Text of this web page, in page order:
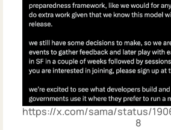
https://x.com/sama/status/
8